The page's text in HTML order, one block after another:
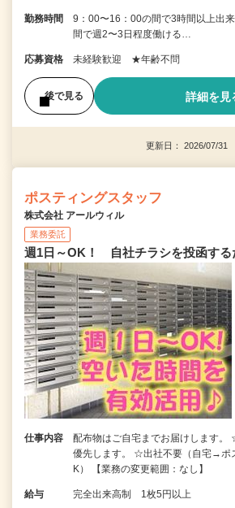
勤務時間
9：00〜16：00の間で3時間以上出
間で週2〜3日程度働ける…
応募資格 未経験歓迎 ★年齢不問
後で見る 詳細を見
更新日： 2026/07/
ポスティングスタッフ
株式会社 アールウィル
業務委託
週1日～OK！ 自社チラシを投函する
仕事内容
配布物はご自宅までお届けします。
優先します。 ☆出社不要（自宅→ポ
K） 【業務の変更範囲：なし】
給与 完全出来高制 1枚5円以上